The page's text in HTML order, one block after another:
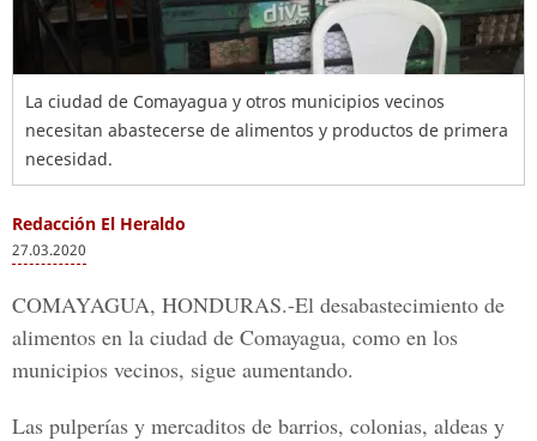
La ciudad de Comayagua y otros municipios vecinos
necesitan abastecerse de alimentos y productos de primera
necesidad.
Redacción El Heraldo
27.03.2020
COMAYAGUA, HONDURAS.-El desabastecimiento de
alimentos en la ciudad de Comayagua, como en los
municipios vecinos, sigue aumentando.
Las pulperías y mercaditos de barrios, colonias, aldeas y